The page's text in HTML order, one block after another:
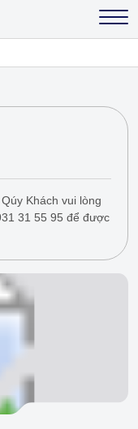
Khách vui lòng
31 55 95 để được